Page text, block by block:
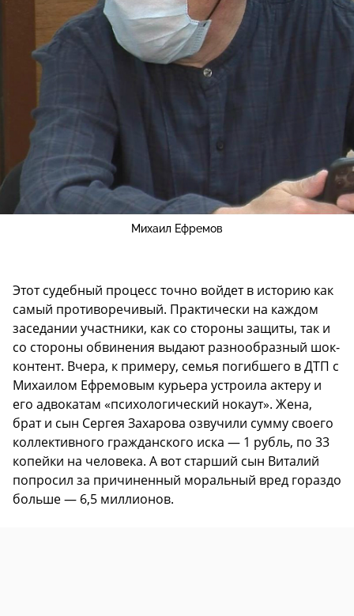
Михаил Ефремов
Этот судебный процесс точно войдет в историю как
самый противоречивый. Практически на каждом
заседании участники, как со стороны защиты, так и
со стороны обвинения выдают разнообразный шок-
контент. Вчера, к примеру, семья погибшего в ДТП с
Михаилом Ефремовым курьера устроила актеру и
его адвокатам «психологический нокаут». Жена,
брат и сын Сергея Захарова озвучили сумму своего
коллективного гражданского иска — 1 рубль, по 33
копейки на человека. А вот старший сын Виталий
попросил за причиненный моральный вред гораздо
больше — 6,5 миллионов.